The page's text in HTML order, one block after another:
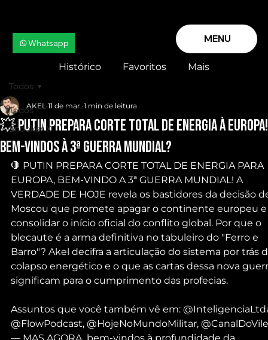
MENU
Whatsapp
Histórico Favoritos Mais
Todos
Snooker X
Todos
💥 PUTIN PREPARA CORTE TOTAL de ENERGIA à EUROPA!
BEM-VINDOS À 3ª GUERRA MUNDIAL?
AKEL 11 de mar. 1 min de leitura
🛑 PUTIN PREPARA CORTE TOTAL DE ENERGIA PARA
EUROPA, BEM-VINDO A 3ª GUERRA MUNDIAL! A
VERDADE DE HOJE revela os bastidores da decisão
Moscou que promete apagar o continente europeu
consolidar o início oficial do conflito global. Por que o
blecaute é a arma definitiva no tabuleiro do "Ferro e
Barro"? Akel decifra a articulação do sistema por trás
colapso energético e o que as cartas dessa nova
significam para o cumprimento das profecias.
Assuntos que você também vê em:
@FlowPodcast, @HojeNoMundoMilitar,